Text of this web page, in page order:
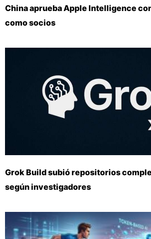
China aprueba Apple Intelligence
como socios
Grok Build subió repositorios
según investigadores